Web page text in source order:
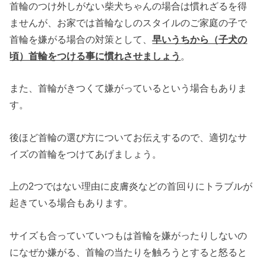
首輪のつけ外しがない柴犬ちゃんの場合は慣れざるを得
ませんが、お家では首輪なしのスタイルのご家庭の子で
首輪を嫌がる場合の対策として、早いうちから（子犬の
頃）首輪をつける事に慣れさせましょう 。
また、首輪がきつくて嫌がっているという場合もありま
す。
後ほど首輪の選び方についてお伝えするので、適切なサ
イズの首輪をつけてあげましょう。
上の2つではない理由に皮膚炎などの首回りにトラブルが
起きている場合もあります。
サイズも合っていていつもは首輪を嫌がったりしないの
になぜか嫌がる、首輪の当たりを触ろうとすると怒ると